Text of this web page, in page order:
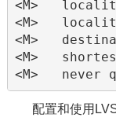
<M>
<M>
<M>
<M>
<M>   never
配置和使用